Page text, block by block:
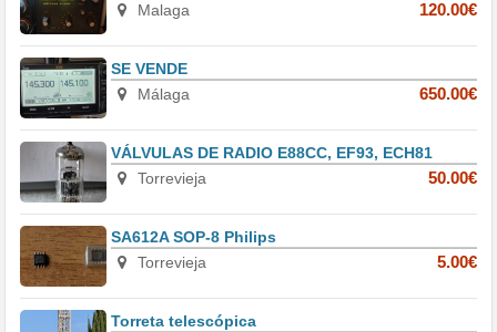
Malaga
120.00€
SE VENDE
Málaga
650.00€
VÁLVULAS DE RADIO E88CC, EF93, ECH81
Torrevieja
50.00€
SA612A SOP-8 Philips
Torrevieja
5.00€
Torreta telescópica